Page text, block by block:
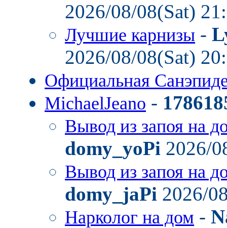
2026/08/08(Sat)
Лучшие карнизы -
2026/08/08(Sat)
Официальная
MichaelJeano -
Вывод из запоя на
domy_yoPi 2026/
Вывод из запоя на
domy_jaPi 2026/
Нарколог на дом -